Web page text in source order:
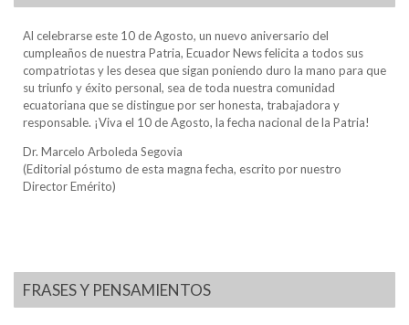
Al celebrarse este 10 de Agosto, un nuevo aniversario del
cumpleaños de nuestra Patria, Ecuador News felicita a todos sus
compatriotas y les desea que sigan poniendo duro la mano para que
su triunfo y éxito personal, sea de toda nuestra comunidad
ecuatoriana que se distingue por ser honesta, trabajadora y
responsable. ¡Viva el 10 de Agosto, la fecha nacional de la Patria!
Dr. Marcelo Arboleda Segovia
(Editorial póstumo de esta magna fecha, escrito por nuestro
Director Emérito)
FRASES Y PENSAMIENTOS